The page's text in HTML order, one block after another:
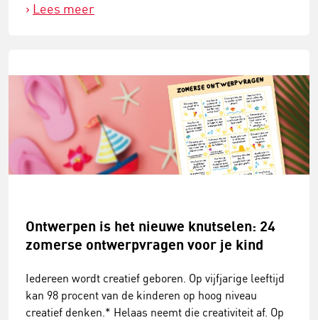
Lees meer
Ontwerpen is het nieuwe knutselen: 24
zomerse ontwerpvragen voor je kind
Iedereen wordt creatief geboren. Op vijfjarige leeftijd
kan 98 procent van de kinderen op hoog niveau
creatief denken.* Helaas neemt die creativiteit af. Op